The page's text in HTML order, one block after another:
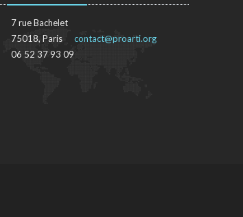
7 rue Bachelet
75018, Paris
06 52 37 93 09
contact@proarti.org